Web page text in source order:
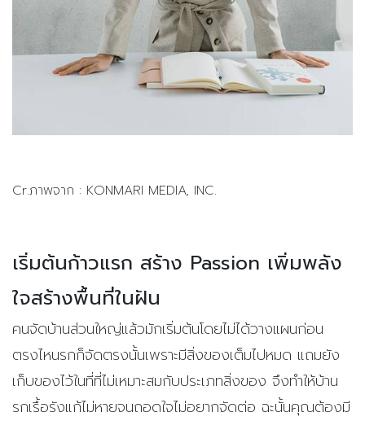
Cr.ภาพจาก : KONMARI MEDIA, INC.
เริ่มต้นก้าวแรก สร้าง Passion เพิ่มพลัง
ใจสร้างพื้นที่ในฝัน
คนจัดบ้านส่วนใหญ่แล้วมักเริ่มต้นโดยไม่ได้วางแผนก่อน
ตรงไหนรกก็จัดตรงนั้นเพราะมีสิ่งของเต็มไปหมด แถมยัง
เก็บของไว้ในที่ที่ไม่เหมาะสมกับประเภทสิ่งของ จึงทำให้บ้าน
รกเรื้อรังแก้ไม่หายจนถอดใจไม่อยากจัดต่อ ฉะนั้นคุณต้องมี